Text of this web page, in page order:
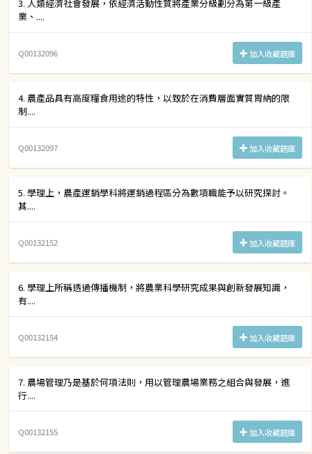
3. 人類經濟社會發展，依經濟活動性質將產業分級劃分為第一級產
業、....
Q00132096 加入收藏題庫
4. 農產品具有高度糧食用途的特性，以致於在消費層面實質胃納的限
制....
Q00132097 加入收藏題庫
5. 學理上，農產運銷學科將運銷過程區分為數項職能予以研究探討。
其....
Q00132152 加入收藏題庫
6. 學理上所稱透過傳播機制，將農業科學研究成果與創新發展知識，
有....
Q00132154 加入收藏題庫
7. 農場管理乃是基於何項法則，用以管理農場業務之組合與發展，進
行....
Q00132155 加入收藏題庫